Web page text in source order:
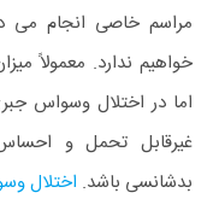
مراسم خاصی انجام می‌
خواهیم ندارد. معمولاً
غیرقابل‌ تحمل و
بدشانسی باشد. اختلال